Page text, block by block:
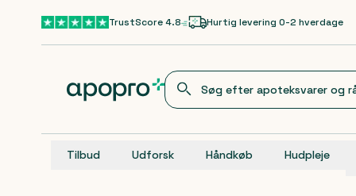
Gå til hovedindholdTrustScore 4.8 Hurtig levering 0-2 hverdage
Tilbud Udforsk Håndkøb Hudpleje